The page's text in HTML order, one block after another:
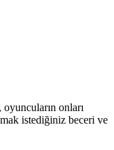
onları
istediğiniz beceri ve